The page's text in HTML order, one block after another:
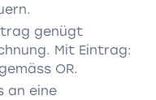
genügt
Mit Eintrag:
OR.
an eine